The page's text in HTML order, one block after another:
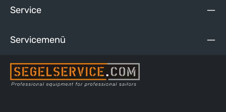
Service
Servicemenü